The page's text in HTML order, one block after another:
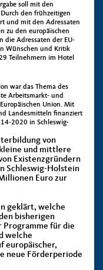
soll mit den
den frühzeitigen
und mit den Adressaten
zu den europäischen
die Adressaten der EU-
Wünschen und Kritik
Teilnehmern im Hotel
war das Thema des
Arbeitsmarkt- und
Union. Mit
Landesmitteln finanziert
2020 in Schleswig-
von
und mittlere
Existenzgründern
Schleswig-Holstein
Euro zur
geklärt, welche
bisherigen
Programme für die
welche
europäischer,
neue Förderperiode